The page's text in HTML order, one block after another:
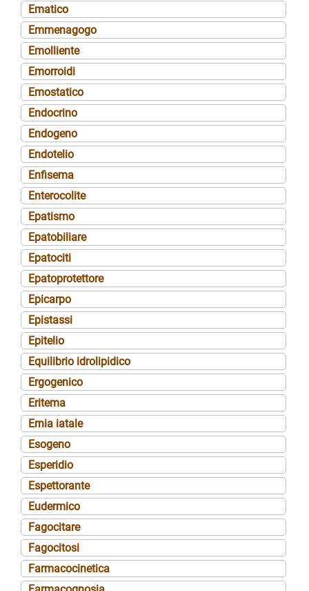
Ematico
Emmenagogo
Emolliente
Emorroidi
Emostatico
Endocrino
Endogeno
Endotelio
Enfisema
Enterocolite
Epatismo
Epatobiliare
Epatociti
Epatoprotettore
Epicarpo
Epistassi
Epitelio
Equilibrio idrolipidico
Ergogenico
Eritema
Ernia iatale
Esogeno
Esperidio
Espettorante
Eudermico
Fagocitare
Fagocitosi
Farmacocinetica